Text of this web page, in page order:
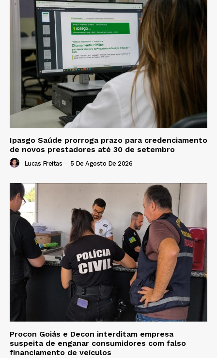
Ipasgo Saúde prorroga prazo para credenciamento
de novos prestadores até 30 de setembro
Lucas Freitas - 5 De Agosto De 2026
Procon Goiás e Decon interditam empresa
suspeita de enganar consumidores com falso
financiamento de veículos